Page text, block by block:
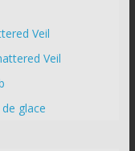
Veil
Veil
glace